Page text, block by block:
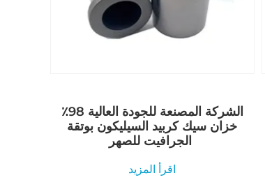
الشركة المصنعة للجودة العالية 98٪
خزان سيك كربيد السيليكون بوتقة
اقرأ المزيد